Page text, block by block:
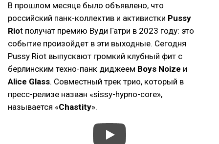
В прошлом месяце было объявлено, что
российский панк-коллектив и активистки Pussy
Riot получат премию Вуди Гатри в 2023 году: это
событие произойдет в эти выходные. Сегодня
Pussy Riot выпускают громкий клубный фит с
берлинским техно-панк диджеем Boys Noize и
Alice Glass. Совместный трек трио, который в
пресс-релизе назван «sissy-hypno-core»,
называется «Chastity».